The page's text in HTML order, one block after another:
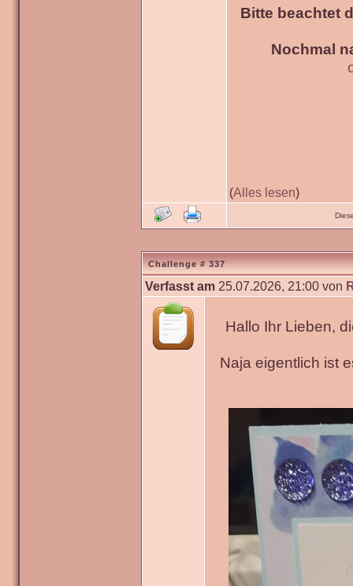
Bitte beachtet
Nochmal
(Alles lesen)
Challenge # 337
Verfasst am 25.07.2026, 21:00 von
Hallo Ihr Lieben,
Naja eigentlich ist